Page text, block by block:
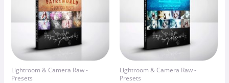
Lightroom & Camera Raw -
Presets
Lightroom & Camera Raw -
Presets